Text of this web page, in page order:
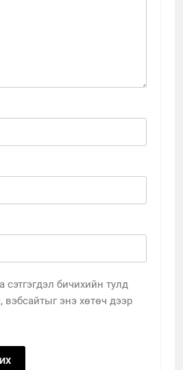
сэтгэгдэл бичихийн тулд
энэ хөтөч дээр